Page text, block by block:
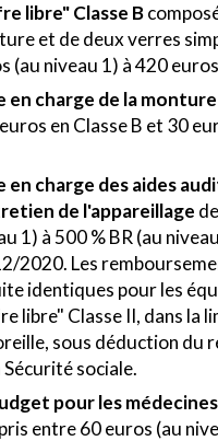
libre" Classe B
et de deux verres
(au niveau 1) à 420
en charge de la monture
en Classe B et 30
en charge des aides
de l'appareillage
1) à 500 % BR (au
2020. Les
identiques pour les
libre" Classe II, dans la
sous déduction du
Sécurité sociale.
pour les
entre 60 euros (au